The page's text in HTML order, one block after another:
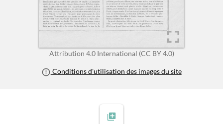
Attribution 4.0 International (CC BY 4.0)
Conditions d'utilisation des images du site